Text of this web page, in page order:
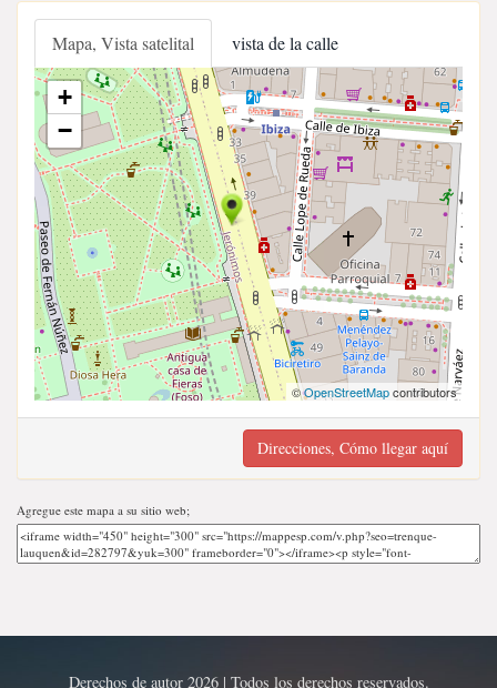
Mapa, Vista satelital vista de la calle
+
−
©OpenStreetMapcontributors
Direcciones, Cómo llegar aquí
Agregue este mapa a su sitio web;
Derechos de autor 2026 | Todos los derechos reservados.